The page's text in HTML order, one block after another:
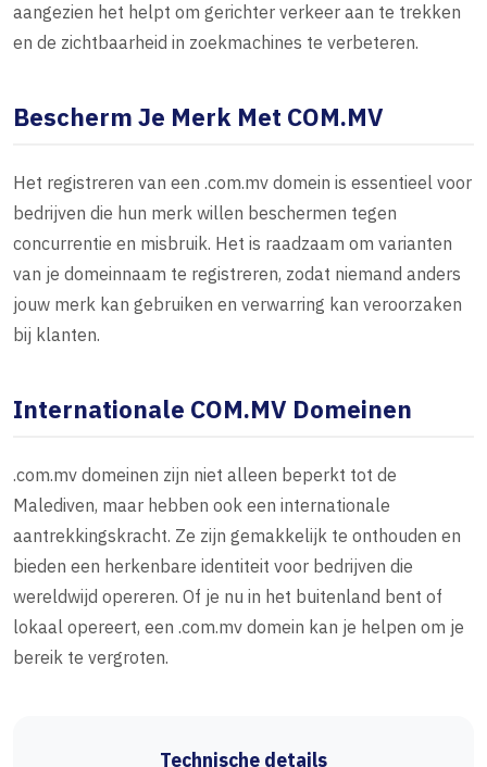
aangezien het helpt om gerichter verkeer aan te trekken
en de zichtbaarheid in zoekmachines te verbeteren.
Bescherm Je Merk Met COM.MV
Het registreren van een .com.mv domein is essentieel voor
bedrijven die hun merk willen beschermen tegen
concurrentie en misbruik. Het is raadzaam om varianten
van je domeinnaam te registreren, zodat niemand anders
jouw merk kan gebruiken en verwarring kan veroorzaken
bij klanten.
Internationale COM.MV Domeinen
.com.mv domeinen zijn niet alleen beperkt tot de
Malediven, maar hebben ook een internationale
aantrekkingskracht. Ze zijn gemakkelijk te onthouden en
bieden een herkenbare identiteit voor bedrijven die
wereldwijd opereren. Of je nu in het buitenland bent of
lokaal opereert, een .com.mv domein kan je helpen om je
bereik te vergroten.
Technische details